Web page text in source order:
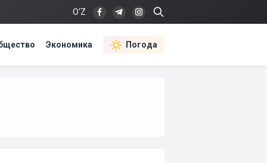
O‘Z
Экономика Погода